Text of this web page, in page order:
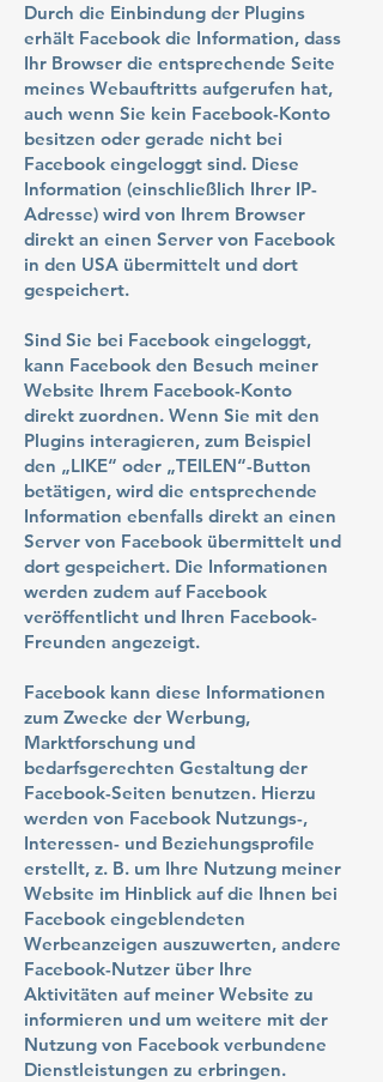
Durch die Einbindung der Plugins
erhält Facebook die Information, dass
Ihr Browser die entsprechende Seite
meines Webauftritts aufgerufen hat,
auch wenn Sie kein Facebook-Konto
besitzen oder gerade nicht bei
Facebook eingeloggt sind. Diese
Information (einschließlich Ihrer IP-
Adresse) wird von Ihrem Browser
direkt an einen Server von Facebook
in den USA übermittelt und dort
gespeichert.
Sind Sie bei Facebook eingeloggt,
kann Facebook den Besuch meiner
Website Ihrem Facebook-Konto
direkt zuordnen. Wenn Sie mit den
Plugins interagieren, zum Beispiel
den „LIKE“ oder „TEILEN“-Button
betätigen, wird die entsprechende
Information ebenfalls direkt an einen
Server von Facebook übermittelt und
dort gespeichert. Die Informationen
werden zudem auf Facebook
veröffentlicht und Ihren Facebook-
Freunden angezeigt.
Facebook kann diese Informationen
zum Zwecke der Werbung,
Marktforschung und
bedarfsgerechten Gestaltung der
Facebook-Seiten benutzen. Hierzu
werden von Facebook Nutzungs-,
Interessen- und Beziehungsprofile
erstellt, z. B. um Ihre Nutzung meiner
Website im Hinblick auf die Ihnen bei
Facebook eingeblendeten
Werbeanzeigen auszuwerten, andere
Facebook-Nutzer über Ihre
Aktivitäten auf meiner Website zu
informieren und um weitere mit der
Nutzung von Facebook verbundene
Dienstleistungen zu erbringen.